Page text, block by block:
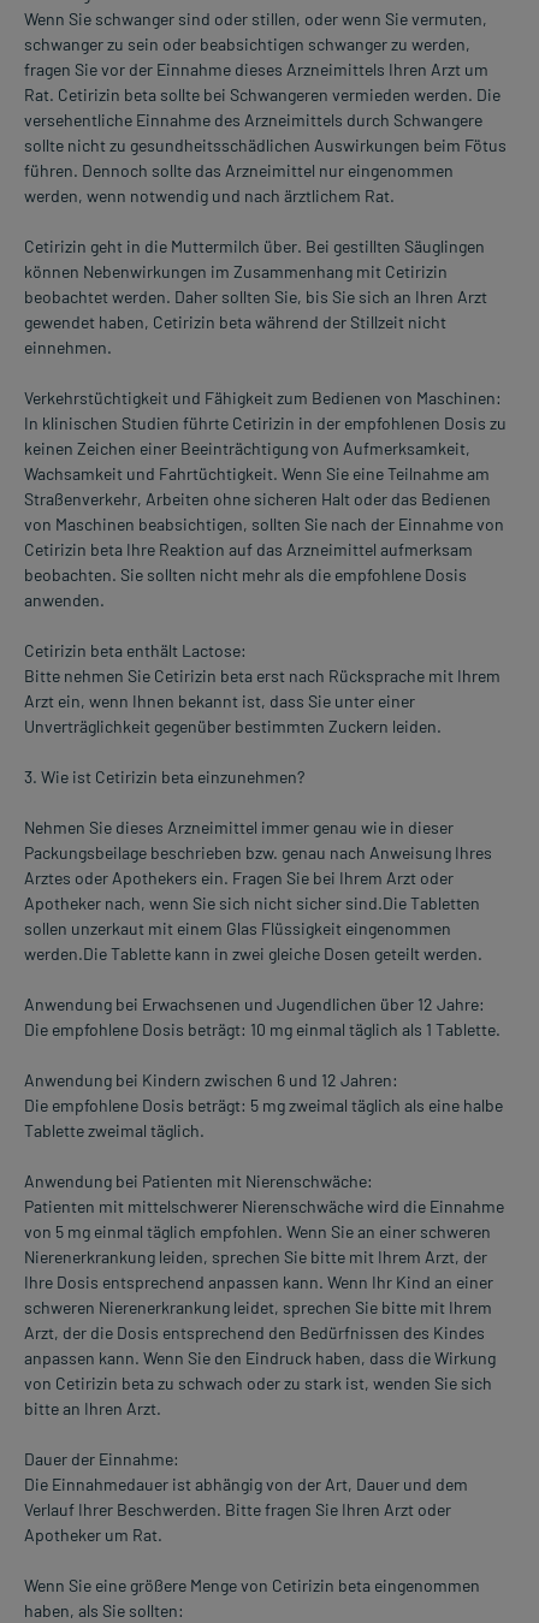
Wenn Sie schwanger sind oder stillen, oder wenn Sie vermuten,
schwanger zu sein oder beabsichtigen schwanger zu werden,
fragen Sie vor der Einnahme dieses Arzneimittels Ihren Arzt um
Rat. Cetirizin beta sollte bei Schwangeren vermieden werden. Die
versehentliche Einnahme des Arzneimittels durch Schwangere
sollte nicht zu gesundheitsschädlichen Auswirkungen beim Fötus
führen. Dennoch sollte das Arzneimittel nur eingenommen
werden, wenn notwendig und nach ärztlichem Rat.
Cetirizin geht in die Muttermilch über. Bei gestillten Säuglingen
können Nebenwirkungen im Zusammenhang mit Cetirizin
beobachtet werden. Daher sollten Sie, bis Sie sich an Ihren Arzt
gewendet haben, Cetirizin beta während der Stillzeit nicht
einnehmen.
Verkehrstüchtigkeit und Fähigkeit zum Bedienen von Maschinen:
In klinischen Studien führte Cetirizin in der empfohlenen Dosis zu
keinen Zeichen einer Beeinträchtigung von Aufmerksamkeit,
Wachsamkeit und Fahrtüchtigkeit. Wenn Sie eine Teilnahme am
Straßenverkehr, Arbeiten ohne sicheren Halt oder das Bedienen
von Maschinen beabsichtigen, sollten Sie nach der Einnahme von
Cetirizin beta Ihre Reaktion auf das Arzneimittel aufmerksam
beobachten. Sie sollten nicht mehr als die empfohlene Dosis
anwenden.
Cetirizin beta enthält Lactose:
Bitte nehmen Sie Cetirizin beta erst nach Rücksprache mit Ihrem
Arzt ein, wenn Ihnen bekannt ist, dass Sie unter einer
Unverträglichkeit gegenüber bestimmten Zuckern leiden.
3. Wie ist Cetirizin beta einzunehmen?
Nehmen Sie dieses Arzneimittel immer genau wie in dieser
Packungsbeilage beschrieben bzw. genau nach Anweisung Ihres
Arztes oder Apothekers ein. Fragen Sie bei Ihrem Arzt oder
Apotheker nach, wenn Sie sich nicht sicher sind.Die Tabletten
sollen unzerkaut mit einem Glas Flüssigkeit eingenommen
werden.Die Tablette kann in zwei gleiche Dosen geteilt werden.
Anwendung bei Erwachsenen und Jugendlichen über 12 Jahre:
Die empfohlene Dosis beträgt: 10 mg einmal täglich als 1 Tablette.
Anwendung bei Kindern zwischen 6 und 12 Jahren:
Die empfohlene Dosis beträgt: 5 mg zweimal täglich als eine halbe
Tablette zweimal täglich.
Anwendung bei Patienten mit Nierenschwäche:
Patienten mit mittelschwerer Nierenschwäche wird die Einnahme
von 5 mg einmal täglich empfohlen. Wenn Sie an einer schweren
Nierenerkrankung leiden, sprechen Sie bitte mit Ihrem Arzt, der
Ihre Dosis entsprechend anpassen kann. Wenn Ihr Kind an einer
schweren Nierenerkrankung leidet, sprechen Sie bitte mit Ihrem
Arzt, der die Dosis entsprechend den Bedürfnissen des Kindes
anpassen kann. Wenn Sie den Eindruck haben, dass die Wirkung
von Cetirizin beta zu schwach oder zu stark ist, wenden Sie sich
bitte an Ihren Arzt.
Dauer der Einnahme:
Die Einnahmedauer ist abhängig von der Art, Dauer und dem
Verlauf Ihrer Beschwerden. Bitte fragen Sie Ihren Arzt oder
Apotheker um Rat.
Wenn Sie eine größere Menge von Cetirizin beta eingenommen
haben, als Sie sollten: